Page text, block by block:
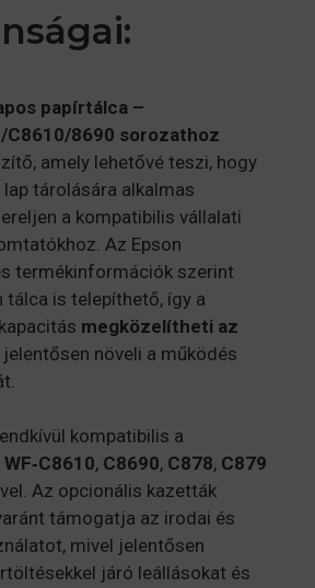
papírtálca –
C8610/8690 sorozathoz
amely lehetővé teszi, hogy
tárolására alkalmas
a kompatibilis vállalati
Az Epson
termékinformációk szerint
tálca is telepíthető, így a
megközelítheti az
jelentősen növeli a működés
kompatibilis a
, C8690, C878, C879
Az opcionális kazetták
támogatja az irodai és
mivel jelentősen
járó leállásokat és